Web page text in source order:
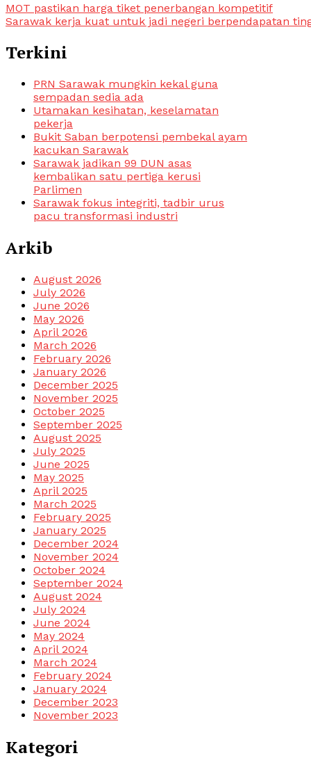
MOT pastikan harga tiket penerbangan kompetitif
Sarawak kerja kuat untuk jadi negeri berpendapatan
Terkini
PRN Sarawak mungkin kekal guna
sempadan sedia ada
Utamakan kesihatan, keselamatan
pekerja
Bukit Saban berpotensi pembekal ayam
kacukan Sarawak
Sarawak jadikan 99 DUN asas
kembalikan satu pertiga kerusi
Parlimen
Sarawak fokus integriti, tadbir urus
pacu transformasi industri
Arkib
August 2026
July 2026
June 2026
May 2026
April 2026
March 2026
February 2026
January 2026
December 2025
November 2025
October 2025
September 2025
August 2025
July 2025
June 2025
May 2025
April 2025
March 2025
February 2025
January 2025
December 2024
November 2024
October 2024
September 2024
August 2024
July 2024
June 2024
May 2024
April 2024
March 2024
February 2024
January 2024
December 2023
November 2023
Kategori